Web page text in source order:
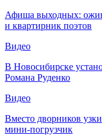
Афиша выходных:
и квартирник поэтов
Видео
В Новосибирске
Романа Руденко
Видео
Вместо дворников
мини-погрузчик